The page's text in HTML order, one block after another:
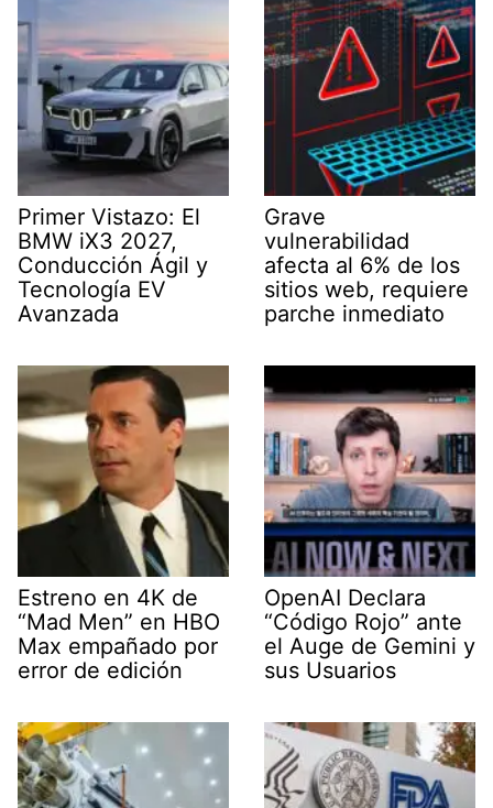
Primer Vistazo: El
BMW iX3 2027,
Conducción Ágil y
Tecnología EV
Avanzada
Grave
vulnerabilidad
afecta al 6% de los
sitios web, requiere
parche inmediato
Estreno en 4K de
“Mad Men” en HBO
Max empañado por
error de edición
OpenAI Declara
“Código Rojo” ante
el Auge de Gemini y
sus Usuarios